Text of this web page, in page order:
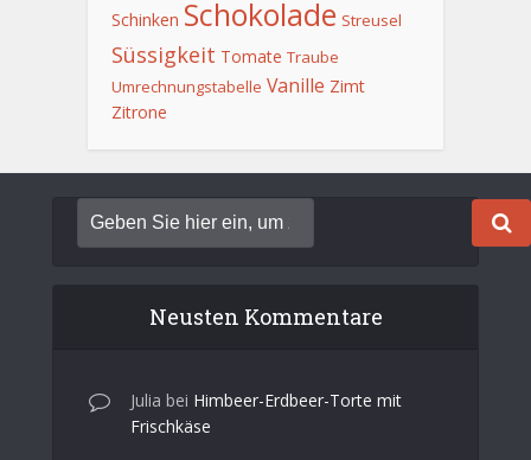
Schinken Schokolade Streusel
Süssigkeit Tomate Traube
Umrechnungstabelle Vanille Zimt
Zitrone
Neusten Kommentare
Julia bei Himbeer-Erdbeer-Torte mit
Frischkäse